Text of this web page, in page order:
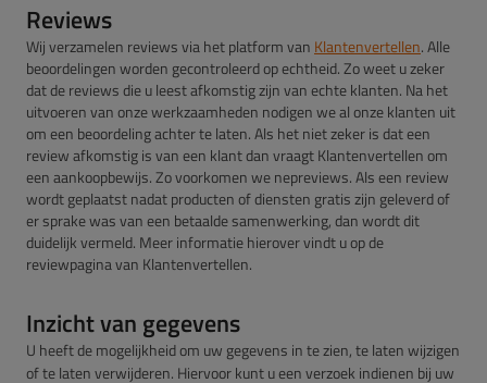
Reviews
Wij verzamelen reviews via het platform van Klantenvertellen. Alle
beoordelingen worden gecontroleerd op echtheid. Zo weet u zeker
dat de reviews die u leest afkomstig zijn van echte klanten. Na het
uitvoeren van onze werkzaamheden nodigen we al onze klanten uit
om een beoordeling achter te laten. Als het niet zeker is dat een
review afkomstig is van een klant dan vraagt Klantenvertellen om
een aankoopbewijs. Zo voorkomen we nepreviews. Als een review
wordt geplaatst nadat producten of diensten gratis zijn geleverd of
er sprake was van een betaalde samenwerking, dan wordt dit
duidelijk vermeld. Meer informatie hierover vindt u op de
reviewpagina van Klantenvertellen.
Inzicht van gegevens
U heeft de mogelijkheid om uw gegevens in te zien, te laten wijzigen
of te laten verwijderen. Hiervoor kunt u een verzoek indienen bij uw